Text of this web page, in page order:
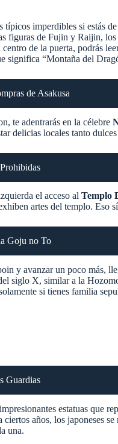
típicos imperdibles si estás
figuras de Fujin y Raijin,
de la puerta, podrás
significa “Montaña del
de Asakusa
te adentrarás en la célebre
delicias locales tanto
el acceso al Templo
artes del templo. Eso
Goju no To
y avanzar un poco más,
siglo X, similar a la
si tienes familia
Guardias
estatuas que
ciertos años, los japoneses
una.